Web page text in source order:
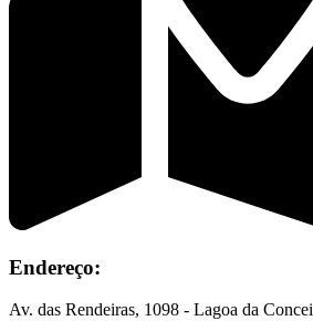
Endereço:
Av. das Rendeiras, 1098 - Lagoa da